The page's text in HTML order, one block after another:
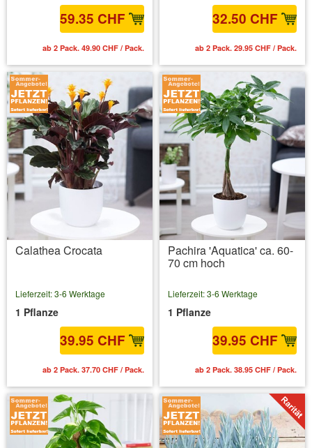
59.35 CHF
ab 2 Pack. 49.90 CHF / Pack.
32.50 CHF
ab 2 Pack. 29.95 CHF / Pack.
Calathea Crocata
Lieferzeit: 3-6 Werktage
1 Pflanze
39.95 CHF
ab 2 Pack. 37.70 CHF / Pack.
Pachira 'Aquatica' ca. 60-
70 cm hoch
Lieferzeit: 3-6 Werktage
1 Pflanze
39.95 CHF
ab 2 Pack. 38.95 CHF / Pack.